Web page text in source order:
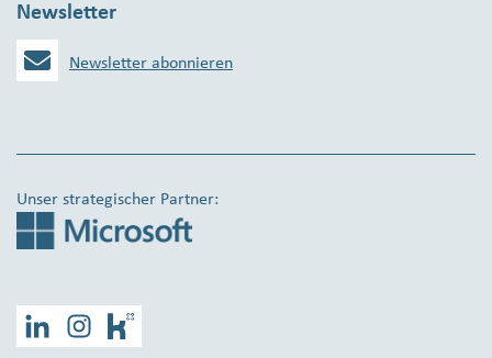
Newsletter
Newsletter abonnieren
Unser strategischer Partner:
LinkedInInstagramKununu